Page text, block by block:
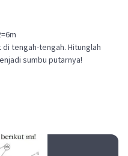
tengah-tengah. Hitunglah
sumbu putarnya!